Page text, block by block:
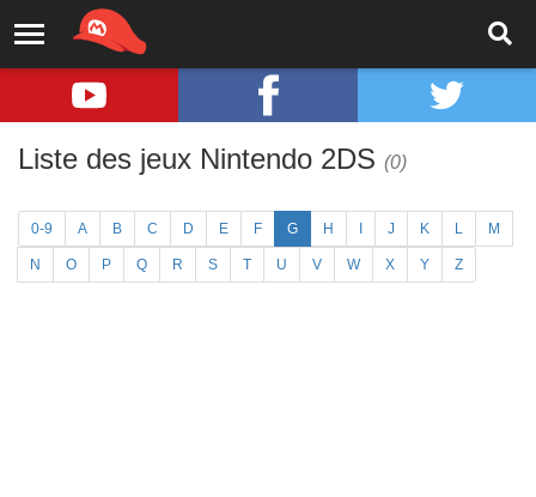
Liste des jeux Nintendo 2DS (0)
0-9 A B C D E F G H J K L M
N O P Q R S T U V W X Y Z